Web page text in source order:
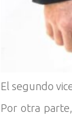
El segundo
Por otra